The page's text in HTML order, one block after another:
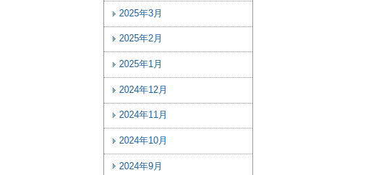
2025年3月
2025年2月
2025年1月
2024年12月
2024年11月
2024年10月
2024年9月